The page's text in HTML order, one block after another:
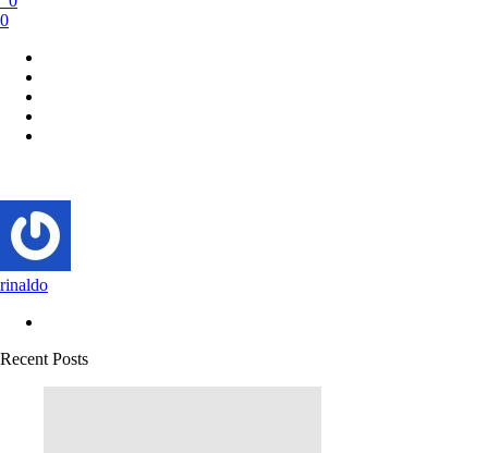
0
rinaldo
Recent Posts